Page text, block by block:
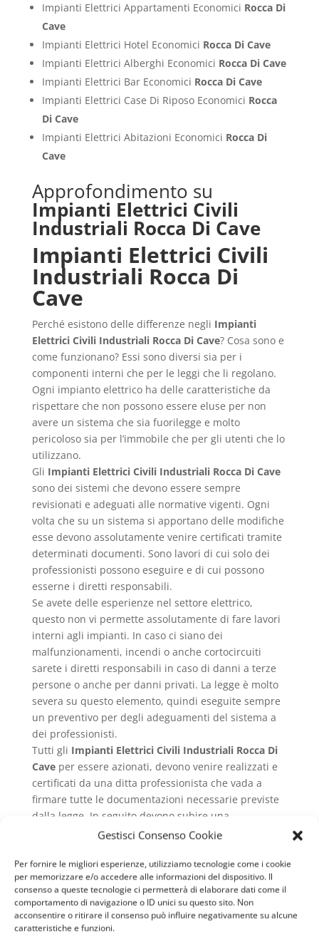
Gestisci Consenso Cookie
Per fornire le migliori esperienze, utilizziamo tecnologie come i cookie
per memorizzare e/o accedere alle informazioni del dispositivo. Il
consenso a queste tecnologie ci permetterà di elaborare dati come il
comportamento di navigazione o ID unici su questo sito. Non
acconsentire o ritirare il consenso può influire negativamente su alcune
caratteristiche e funzioni.
Impianti Elettrici Appartamenti Economici Rocca Di
Cave
Impianti Elettrici Hotel Economici Rocca Di Cave
Impianti Elettrici Alberghi Economici Rocca Di Cave
Impianti Elettrici Bar Economici Rocca Di Cave
Impianti Elettrici Case Di Riposo Economici Rocca
Di Cave
Impianti Elettrici Abitazioni Economici Rocca Di
Cave
Approfondimento su
Impianti Elettrici Civili
Industriali Rocca Di Cave
Impianti Elettrici Civili
Industriali Rocca Di
Cave
Perché esistono delle differenze negli Impianti
Elettrici Civili Industriali Rocca Di Cave? Cosa sono e
come funzionano? Essi sono diversi sia per i
componenti interni che per le leggi che li regolano.
Ogni impianto elettrico ha delle caratteristiche da
rispettare che non possono essere eluse per non
avere un sistema che sia fuorilegge e molto
pericoloso sia per l’immobile che per gli utenti che lo
utilizzano.
Gli Impianti Elettrici Civili Industriali Rocca Di Cave
sono dei sistemi che devono essere sempre
revisionati e adeguati alle normative vigenti. Ogni
volta che su un sistema si apportano delle modifiche
esse devono assolutamente venire certificati tramite
determinati documenti. Sono lavori di cui solo dei
professionisti possono eseguire e di cui possono
esserne i diretti responsabili.
Se avete delle esperienze nel settore elettrico,
questo non vi permette assolutamente di fare lavori
interni agli impianti. In caso ci siano dei
malfunzionamenti, incendi o anche cortocircuiti
sarete i diretti responsabili in caso di danni a terze
persone o anche per danni privati. La legge è molto
severa su questo elemento, quindi eseguite sempre
un preventivo per degli adeguamenti del sistema a
dei professionisti.
Tutti gli Impianti Elettrici Civili Industriali Rocca Di
Caveper essere azionati, devono venire realizzati e
certificati da una ditta professionista che vada a
firmare tutte le documentazioni necessarie previste
dalla legge. In seguito devono subire una
manutenzione e revisione che attesti che tutti gli
Impianti Elettrici Civili
Industriali Rocca Di Cave
revisioni